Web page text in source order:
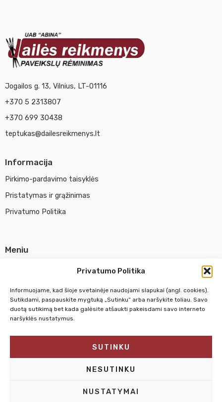
Privatumo Politika
Informuojame, kad šioje svetainėje naudojami slapukai (angl. cookies).
Sutikdami, paspauskite mygtuką „Sutinku“ arba naršykite toliau. Savo
duotą sutikimą bet kada galėsite atšaukti pakeisdami savo interneto
naršyklės nustatymus.
SUTINKU
NESUTINKU
NUSTATYMAI
Jogailos g. 13, Vilnius, LT-01116
+370 5 2313807
+370 699 30438
teptukas@dailesreikmenys.lt
Informacija
Pirkimo-pardavimo taisyklės
Pristatymas ir grąžinimas
Privatumo Politika
Meniu
Susisiekti su mumis